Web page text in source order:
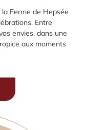
Ferme de Hepsée
Entre
envies, dans une
aux moments